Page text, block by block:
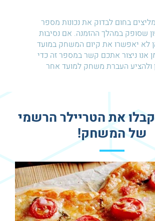
בחום לבדוק את נכונות מספר
שסופק במהלך ההזמנה. אם נסיבות
לא יאפשרו את קיום המשחק במועד
אנו ניצור אתכם קשר במספר זה כדי
ולהציע העברת משחק למועד אחר
את הטריילר הרשמי
של המשחק!